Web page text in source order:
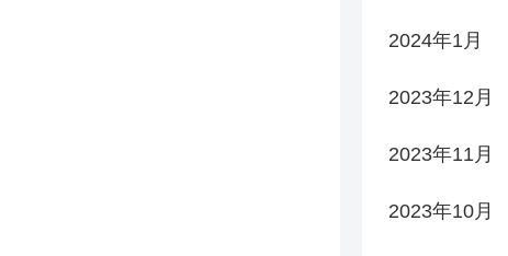
2024年1月
2023年12月
2023年11月
2023年10月